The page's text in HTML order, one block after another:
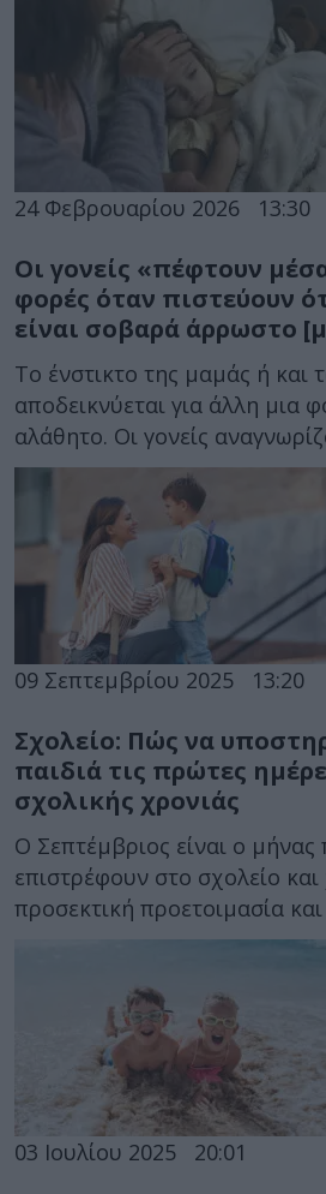
24 Φεβρουαρίου 2026 13:30
Οι γονείς «πέφτουν
φορές όταν πιστεύουν
είναι σοβαρά άρρωστο
Το ένστικτο της μαμάς ή και
αποδεικνύεται για άλλη μια
αλάθητο. Οι γονείς
09 Σεπτεμβρίου 2025 13:20
Σχολείο: Πώς να
παιδιά τις πρώτες
σχολικής χρονιάς
Ο Σεπτέμβριος είναι ο μήνας
επιστρέφουν στο σχολείο και
προσεκτική προετοιμασία
03 Ιουλίου 2025 20:01